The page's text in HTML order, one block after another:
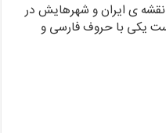
نقشه ی ایران و شهرهایش در
یکی با حروف فارسی و